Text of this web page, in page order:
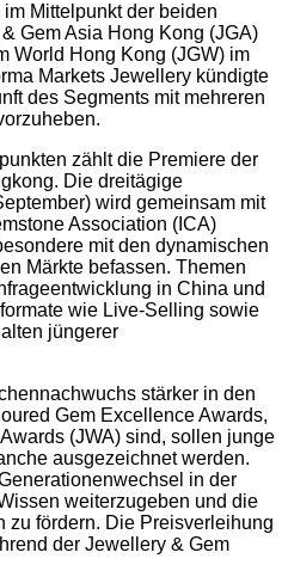
Mittelpunkt der beiden
Gem Asia Hong Kong (JGA)
World Hong Kong (JGW) im
Markets Jewellery kündigte
des Segments mit mehreren
zählt die Premiere der
Die dreitägige
wird gemeinsam mit
Association (ICA)
mit den dynamischen
Märkte befassen. Themen
in China und
wie Live-Selling sowie
jüngerer
stärker in den
Gem Excellence Awards,
(JWA) sind, sollen junge
ausgezeichnet werden.
in der
weiterzugeben und die
zu fördern. Die Preisverleihung
der Jewellery & Gem